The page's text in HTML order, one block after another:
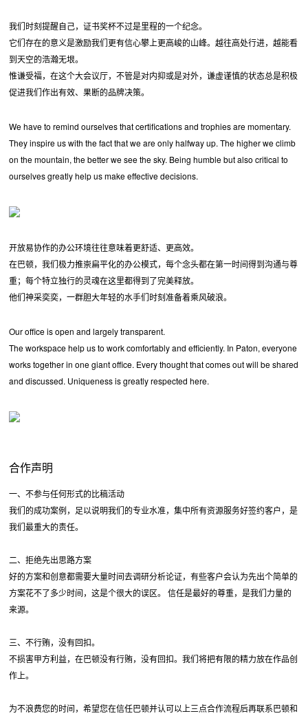
我们时刻提醒自己，证书奖杯不过是里程的一个纪念。
它们存在的意义是激励我们更有信心攀上更高峻的山峰。越往高处行进，越能看
到天空的浩瀚无垠。
惟谦受福，在这个大会议厅，不管是对内抑或是对外，谦虚谨慎的状态总是积极
促进我们作出有效、果断的品牌决策。
We have to remind ourselves that certifications and trophies are momentary.
They inspire us with the fact that we are only halfway up. The higher we climb
on the mountain, the better we see the sky. Being humble but also critical to
ourselves greatly help us make effective decisions.
开放易协作的办公环境往往意味着更舒适、更高效。
在巴顿，我们极力推崇扁平化的办公模式，每个念头都在第一时间得到沟通与尊
重；每个特立独行的灵魂在这里都得到了完美释放。
他们神采奕奕，一群胆大年轻的水手们时刻准备着乘风破浪。
Our office is open and largely transparent.
The workspace help us to work comfortably and efficiently. In Paton, everyone
works together in one giant office. Every thought that comes out will be shared
and discussed. Uniqueness is greatly respected here.
合作声明
一、不参与任何形式的比稿活动
我们的成功案例，足以说明我们的专业水准，集中所有资源服务好签约客户，是
我们最重大的责任。
二、拒绝先出思路方案
好的方案和创意都需要大量时间去调研分析论证，有些客户会认为先出个简单的
方案花不了多少时间，这是个很大的误区。 信任是最好的尊重，是我们力量的
来源。
三、不行贿，没有回扣。
不损害甲方利益，在巴顿没有行贿，没有回扣。我们将把有限的精力放在作品创
作上。
为不浪费您的时间，希望您在信任巴顿并认可以上三点合作流程后再联系巴顿和